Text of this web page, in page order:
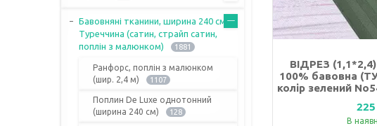
ВІДРЕЗ
100% бавовна
колір зелений
В
Бавовняні тканини, ширина 240 см,
Туреччина (сатин, страйп сатин,
поплін з малюнком)
1881
Ранфорс, поплін з малюнком
(шир. 2,4 м)
1107
Поплин De Luxe однотонний
(ширина 240 см)
128